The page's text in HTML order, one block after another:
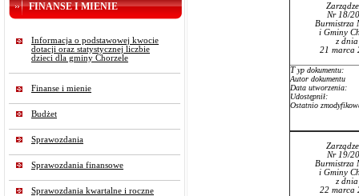
FINANSE I MIENIE
Informacja o podstawowej kwocie
dotacji oraz statystycznej liczbie
dzieci dla gminy Chorzele
Finanse i mienie
Budżet
Sprawozdania
Sprawozdania finansowe
Sprawozdania kwartalne i roczne
Nr 18/
Burmistrza
i Gminy
z
21 marca
Typ dokumentu:
Autor dokumentu
Data utworzenia:
Udostępnił:
Ostatnio
Nr 19/
Burmistrza
i Gminy
z
22 marca